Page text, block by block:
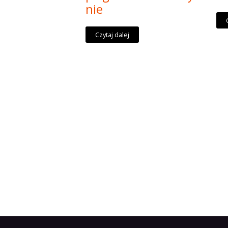
nie
Czytaj dalej